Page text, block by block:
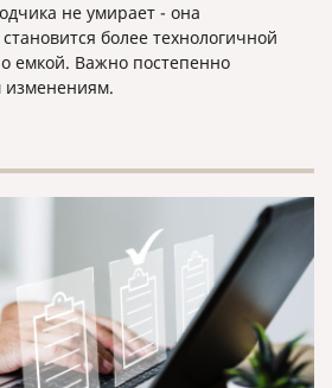
не умирает - она
более технологичной
емкой. Важно постепенно
изменениям.